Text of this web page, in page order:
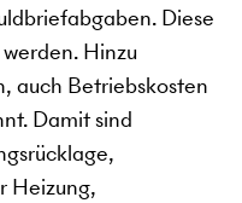
Diese
Hinzu
auch Betriebskosten
Damit sind
Heizung,